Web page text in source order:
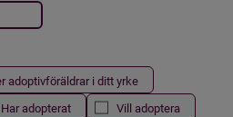
adoptivföräldrar i ditt yrke
Har adopterat Vill adoptera